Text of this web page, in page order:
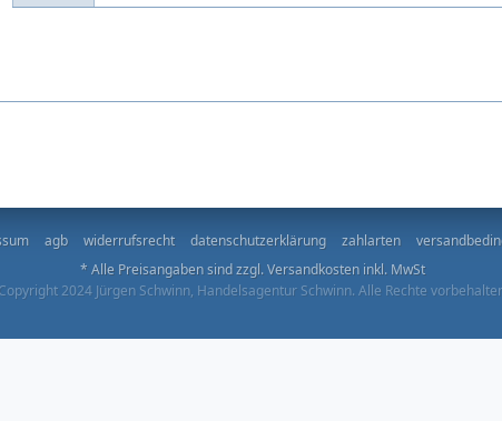
agb widerrufsrecht datenschutzerklärung zahlarten
* Alle Preisangaben sind zzgl.Versandkosten inkl. MwSt
Copyright 2024 Jürgen Schwinn, Handelsagentur Schwinn. Alle Rechte